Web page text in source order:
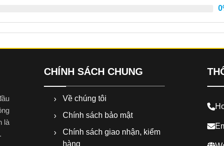
là
CHÍNH SÁCH CHUNG
Về chúng tôi
Chính sách bảo mật
Chính sách giao nhận, kiểm
hàng